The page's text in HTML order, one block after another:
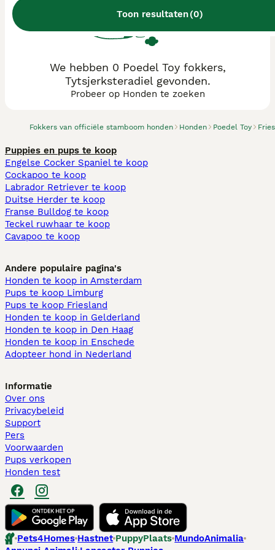
Toon resultaten(0)
Fokkers van officiële stamboom honden Honden Poedel Toy
We hebben 0 Poedel Toy fokkers,
Tytsjerksteradiel gevonden.
Probeer op Honden te zoeken
Puppies en pups te koop
Engelse Cocker Spaniel te koop
Cockapoo te koop
Labrador Retriever te koop
Duitse Herder te koop
Franse Bulldog te koop
Teckel ruwhaar te koop
Cavapoo te koop
Andere populaire pagina's
Honden te koop in Amsterdam
Pups te koop Limburg​
Pups te koop Friesland​
Honden te koop in Gelderland
Honden te koop in Den Haag
Honden te koop in Enschede
Adopteer hond in Nederland
Informatie
Over ons
Privacybeleid
Support
Pers
Voorwaarden
Pups verkopen
Honden test
Pets4Homes Hastnet PuppyPlaats MundoAnimalia